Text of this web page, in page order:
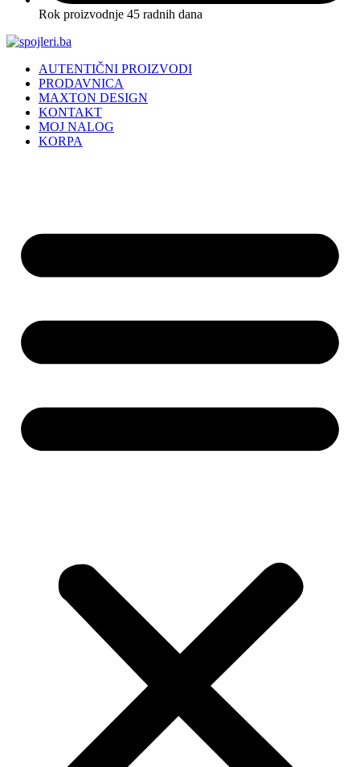
Rok proizvodnje 45 radnih dana
AUTENTIČNI PROIZVODI
PRODAVNICA
MAXTON DESIGN
KONTAKT
MOJ NALOG
KORPA